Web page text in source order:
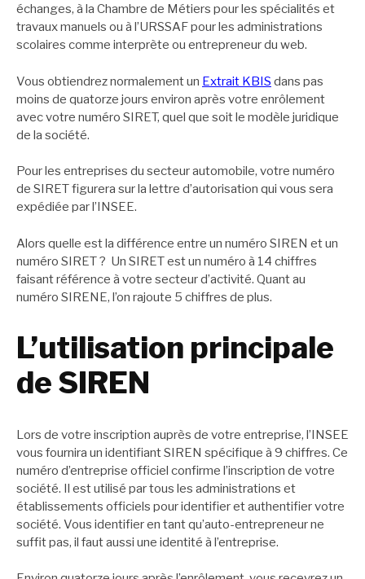
échanges, à la Chambre de Métiers pour les spécialités et
travaux manuels ou à l’URSSAF pour les administrations
scolaires comme interprète ou entrepreneur du web.
Vous obtiendrez normalement un Extrait KBIS dans pas
moins de quatorze jours environ après votre enrôlement
avec votre numéro SIRET, quel que soit le modèle juridique
de la société.
Pour les entreprises du secteur automobile, votre numéro
de SIRET figurera sur la lettre d’autorisation qui vous sera
expédiée par l’INSEE.
Alors quelle est la différence entre un numéro SIREN et un
numéro SIRET ? Un SIRET est un numéro à 14 chiffres
faisant référence à votre secteur d’activité. Quant au
numéro SIRENE, l’on rajoute 5 chiffres de plus.
L’utilisation principale
de SIREN
Lors de votre inscription auprès de votre entreprise, l’INSEE
vous fournira un identifiant SIREN spécifique à 9 chiffres. Ce
numéro d’entreprise officiel confirme l’inscription de votre
société. Il est utilisé par tous les administrations et
établissements officiels pour identifier et authentifier votre
société. Vous identifier en tant qu’auto-entrepreneur ne
suffit pas, il faut aussi une identité à l’entreprise.